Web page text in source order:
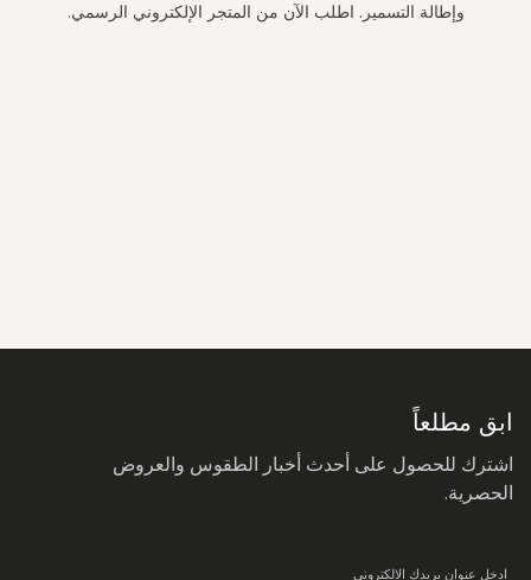
وإطالة التسمير. اطلب الآن من المتجر الإلكتروني الرسمي.
ابق مطلعاً
اشترك للحصول على أحدث أخبار الطقوس والعروض
الحصرية.